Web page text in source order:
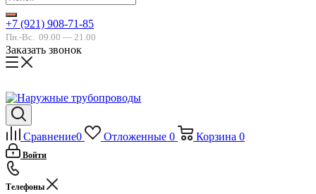
+7 (921) 908-71-85
Пн.-Вс. 09.00 — 21.00
Заказать звонок
Сравнение0 Отложенные 0 Корзина 0
Войти
Телефоны